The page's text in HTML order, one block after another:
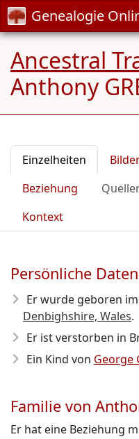
Genealogie
Ancestral
Anthony
Einzelheiten
Beziehung
Kontext
Persönliche
Er wurde geboren im
Denbighshire, Wales.
Er ist verstorben in
Ein Kind von George
Familie von
Er hat eine Beziehung